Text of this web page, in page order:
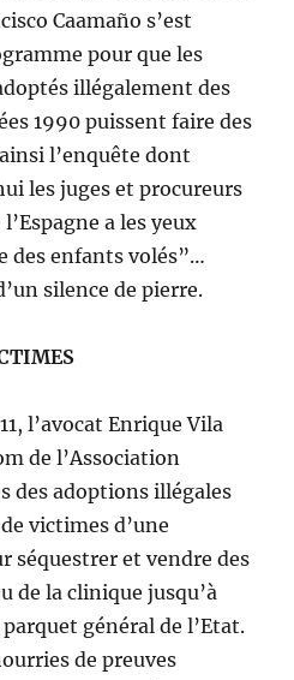
Caamaño s’est
pour que les
illégalement des
1990 puissent faire des
l’enquête dont
les juges et procureurs
a les yeux
des enfants volés”…
silence de pierre.
l’avocat Enrique Vila
de l’Association
des adoptions illégales
victimes d’une
séquestrer et vendre des
de la clinique jusqu’à
général de l’Etat.
de preuves